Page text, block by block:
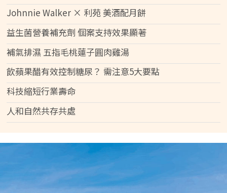
Johnnie Walker × 利苑 美酒配月餅
益生菌營養補充劑 個案支持效果顯著
補氣排濕 五指毛桃蓮子圓肉雞湯
飲蘋果醋有效控制糖尿？ 需注意5大要點
科技縮短行業壽命
人和自然共存共處